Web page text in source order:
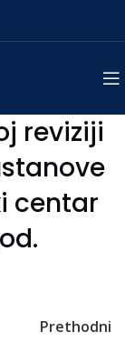
reviziji
centar
Prethodni